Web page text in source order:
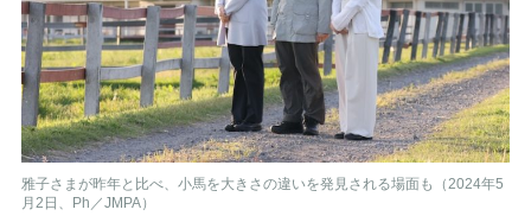
雅子さまが昨年と比べ、小馬を大きさの違いを発見される場面も（2024年5
月2日、Ph／JMPA）